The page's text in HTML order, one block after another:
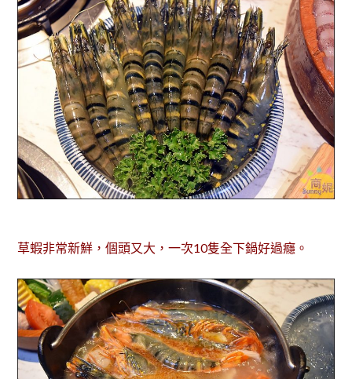
草蝦非常新鮮，個頭又大，一次10隻全下鍋好過癮。